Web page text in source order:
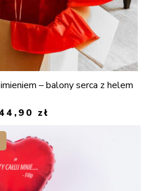
– balony serca z helem
zł